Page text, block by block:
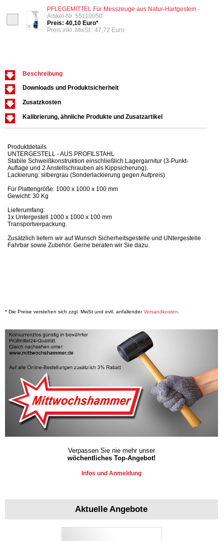
PFLEGEMITTEL Für Messzeuge aus Natur-Hartgestein -
Artikel-Nr. 55110050
Preis: 40,10 Euro*
Preis inkl. MwSt.: 47,72 Euro
Beschreibung
Downloads und Produktsicherheit
Zusatzkosten
Kalibrierung, ähnliche Produkte und Zusatzartikel
Produktdetails
UNTERGESTELL - AUS PROFILSTAHL
Stabile Schweißkonstruktion einschließlich Lagergarnitur (3-Punkt-
Auflage und 2 Anstellschrauben als Kippsicherung).
Lackierung: silbergrau (Sonderlackierung gegen Aufpreis)
Für Plattengröße: 1000 x 1000 x 100 mm
Gewicht: 30 Kg
Lieferumfang:
1x Untergestell 1000 x 1000 x 100 mm
Transportverpackung.
Zusätzlich liefern wir auf Wunsch Sicherheitsgestelle und UNtergestelle
Fahrbar sowie Zubehör. Gerne beraten wir Sie dazu.
* Die Preise verstehen sich zzgl. MwSt und evtl. anfallenderVersandkosten
Verpassen Sie nie mehr unser
wöchentliches Top-Angebot!
Infos und Anmeldung
Aktuelle Angebote